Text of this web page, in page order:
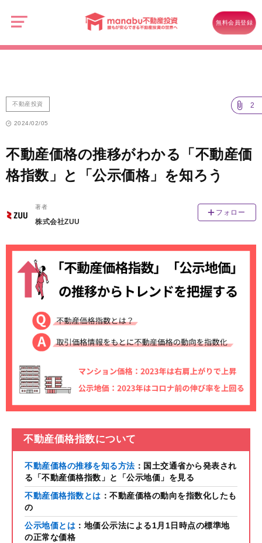
無料会員登録
不動産価格の推移がわかる「不動産価格指数」と「公示価格」を知ろう
不動産投資 2
2024/02/05
不動産価格の推移がわかる「不動産価
格指数」と「公示価格」を知ろう
著者
株式会社ZUU
フォロー
不動産価格指数について
不動産価格の推移を知る方法 ：国土交通省から発表され
る「不動産価格指数」と「公示地価」を見る
不動産価格指数とは ：不動産価格の動向を指数化したも
の
公示地価とは ：地価公示法による1月1日時点の標準地
の正常な価格